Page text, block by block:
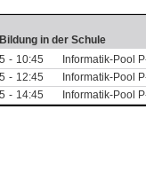
in der Schule
- 10:45
Informatik-Pool
- 12:45
Informatik-Pool
- 14:45 Informatik-Pool